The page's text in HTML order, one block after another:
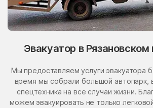
Эвакуатор в Рязановском
Мы предоставляем услуги эвакуатора
время мы собрали большой автопарк,
спецтехника на все случаи жизни.
можем эвакуировать не только